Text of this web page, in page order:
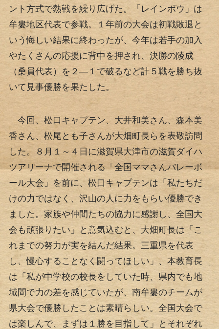
ント方式で熱戦を繰り広げた。「レインボウ」は
牟婁地区代表で参戦。１年前の大会は初戦敗退と
いう悔しい結果に終わったが、今年は若手の加入
やたくさんの応援に背中を押され、決勝の陵成
（桑員代表）を２―１で破るなど計５戦を勝ち抜
いて見事優勝を果たした。
今回、松口キャプテン、大井和美さん、森本美
香さん、松尾とも子さんが大畑町長らを表敬訪問
した。８月１～４日に滋賀県大津市の滋賀ダイハ
ツアリーナで開催される「全国ママさんバレーボ
ール大会」を前に、松口キャプテンは「私たちだ
けの力ではなく、沢山の人に力をもらい優勝でき
ました。家族や仲間たちの協力に感謝し、全国大
会も頑張りたい」と意気込むと、大畑町長は「こ
れまでの努力が実を結んだ結果。三重県を代表
し、慢心することなく闘ってほしい」、本教育長
は「私が中学校の校長をしていた時、県内でも地
域間で力の差を感じていたが、南牟婁のチームが
県大会で優勝したことは素晴らしい。全国大会で
は楽しんで、まずは１勝を目指して」とそれぞれ